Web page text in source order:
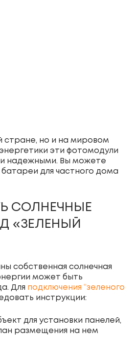
стране, но и на мировом
эти фотомодули
надежными. Вы можете
батареи для частного дома
СОЛНЕЧНЫЕ
«ЗЕЛЕНЫЙ
собственная солнечная
может быть
Для подключения “зеленого
инструкции:
для установки панелей,
размещения на нем